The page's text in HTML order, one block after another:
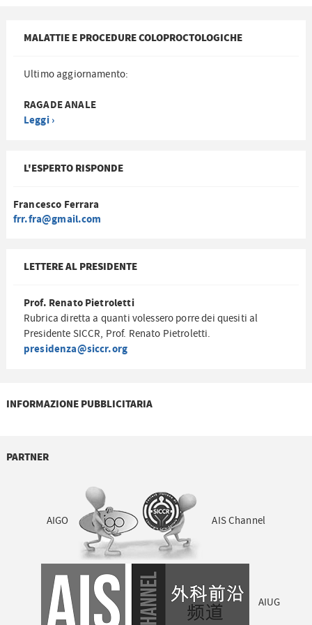
MALATTIE E PROCEDURE COLOPROCTOLOGICHE
Ultimo aggiornamento:
RAGADE ANALE
Leggi ›
L'ESPERTO RISPONDE
Francesco Ferrara
frr.fra@gmail.com
LETTERE AL PRESIDENTE
Prof. Renato Pietroletti
Rubrica diretta a quanti volessero porre dei quesiti al
Presidente SICCR, Prof. Renato Pietroletti.
presidenza@siccr.org
INFORMAZIONE PUBBLICITARIA
PARTNER
AIGO AIS Channel
AIUG